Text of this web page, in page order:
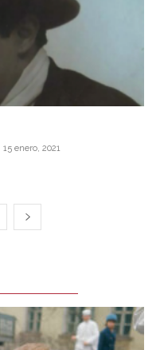
15 enero, 2021